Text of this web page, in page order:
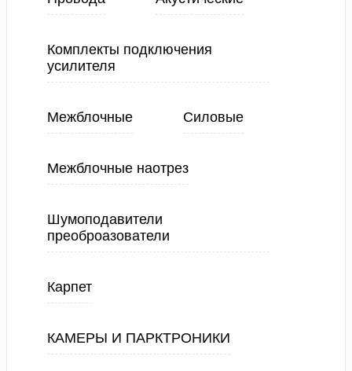
Комплекты подключения
усилителя
Межблочные Силовые
Межблочные наотрез
Шумоподавители
преоброазователи
Карпет
КАМЕРЫ И ПАРКТРОНИКИ